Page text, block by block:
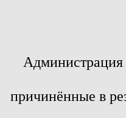
Администрация
причинённые в